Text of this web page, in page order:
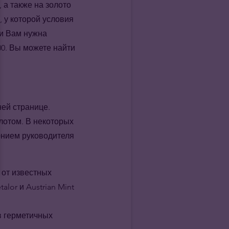
также на золото
которой условия
Вам нужна
Вы можете найти
странице.
В некоторых
руководителя
известных
и Austrian Mint
герметичных